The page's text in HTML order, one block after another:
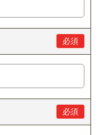
必須
必須